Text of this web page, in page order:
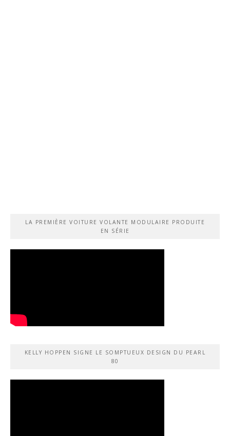
LA PREMIÈRE VOITURE VOLANTE MODULAIRE PRODUITE
EN SÉRIE
KELLY HOPPEN SIGNE LE SOMPTUEUX DESIGN DU PEARL
80